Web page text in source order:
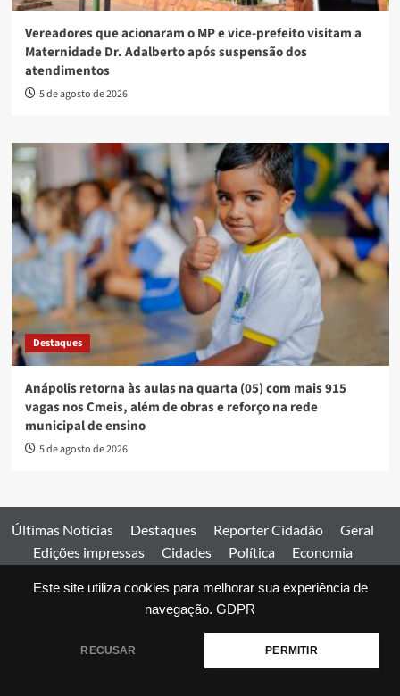
Este site utiliza cookies para melhorar sua experiência de
navegação. GDPR
RECUSAR PERMITIR
Vereadores que acionaram o MP e vice-prefeito visitam a
Maternidade Dr. Adalberto após suspensão dos
atendimentos
5 de agosto de 2026
Destaques
Anápolis retorna às aulas na quarta (05) com mais 915
vagas nos Cmeis, além de obras e reforço na rede
municipal de ensino
5 de agosto de 2026
Últimas Notícias Destaques Reporter Cidadão
Geral
Edições impressas
Cidades Política
Economia
Comercial
Edições impressas Expediente Home
© 2026 Jornal Estado de Goiás. Todos os direitos reservados.
by AF themes.